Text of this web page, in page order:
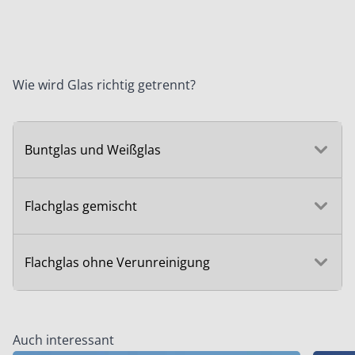
Wie wird Glas richtig getrennt?
Buntglas und Weißglas
Flachglas gemischt
Flachglas ohne Verunreinigung
Auch interessant